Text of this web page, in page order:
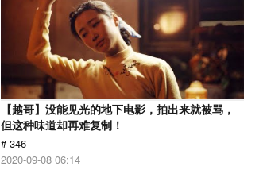
【越哥】没能见光的地下电影，拍出来就被骂，
但这种味道却再难复制！
# 346
2020-09-08 06:14